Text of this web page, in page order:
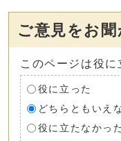
ご意見をお
このページは役に
役に立った
どちらともいえ
役に立たなかった